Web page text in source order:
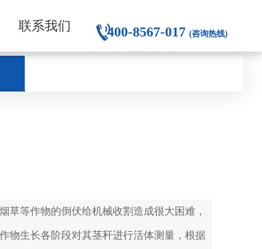
联系我们 400-8567-017 (咨询热线)
草等作物的倒伏给机械收割造成很大困难，
物生长各阶段对其茎秆进行活体测量，根据